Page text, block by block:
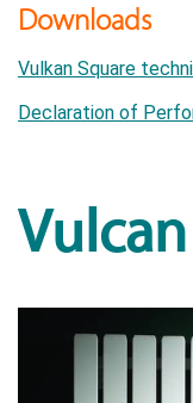
Downloads
Vulkan Square
Declaration of